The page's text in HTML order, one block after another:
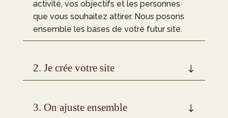
activité, vos objectifs et les personnes
que vous souhaitez attirer. Nous posons
ensemble les bases de votre futur site.
2. Je crée votre site
3. On ajuste ensemble